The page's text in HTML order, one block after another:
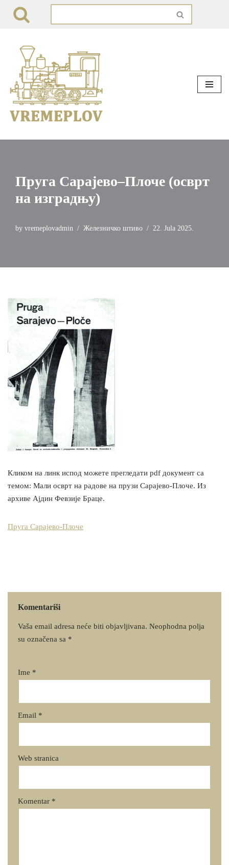
content
Пруга Сарајево–Плоче (осврт
на изградњу)
by vremeplovadmin Железничко штиво 22. Jula 2025.
Кликом на линк испод можете прегледати pdf документ са
темом: Мали осврт на радове на прузи Сарајево-Плоче. Из
архиве Ајдин Февзије Браце.
Пруга Сарајево-Плоче
Komentariši
Vaša email adresa neće biti objavljivana. Neophodna polja
su označena sa *
Ime *
Email *
Web stranica
Komentar *